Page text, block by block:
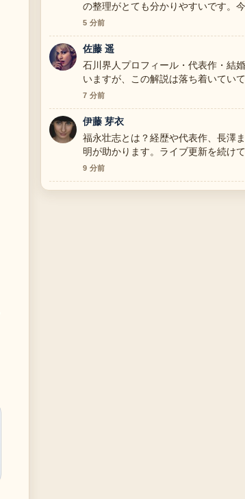
の整理がとても分かりやすいです。
すいです。
5 分前
佐藤 遥
石川界人プロフィール・代表作・結
いますが、この解説は落ち着いてい
7 分前
伊藤 芽衣
福永壮志とは？経歴や代表作、長澤
明が助かります。ライブ更新を続けて
9 分前